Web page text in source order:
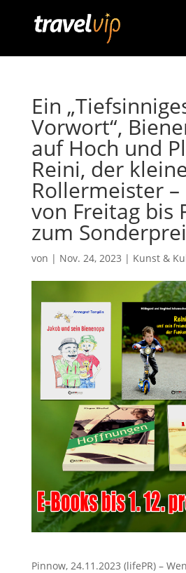
Ein
Vorwort“,
auf Hoch und
Reini, der
Rollermeister –
von Freitag bis
zum
von | Nov. 24, 2023 | Kunst &
Pinnow, 24.11.2023 (lifePR) –